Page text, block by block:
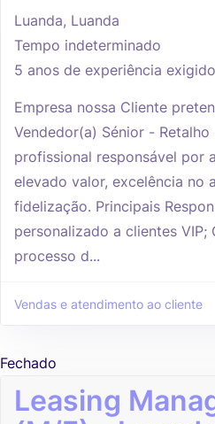
Luanda, Luanda
Tempo indeterminado
5 anos de experiência exigido
Empresa nossa Cliente
Vendedor(a) Sénior -
profissional responsável por
elevado valor, excelência no
fidelização. Principais
personalizado a clientes
processo d...
Vendas e atendimento ao cliente
Fechado
Leasing